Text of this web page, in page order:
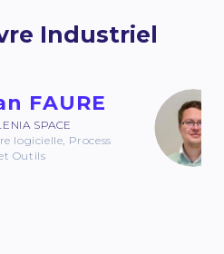
Industriel
FAURE
SPACE
logicielle, Process
Outils